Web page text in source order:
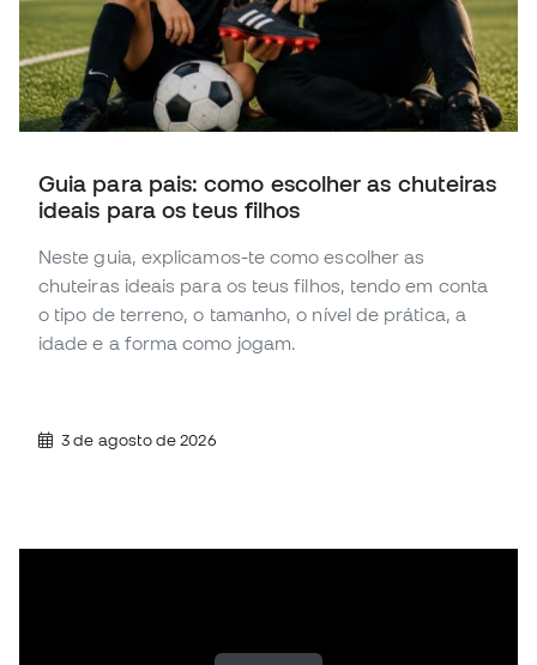
Guia para pais: como escolher as chuteiras
ideais para os teus filhos
Neste guia, explicamos-te como escolher as
chuteiras ideais para os teus filhos, tendo em conta
o tipo de terreno, o tamanho, o nível de prática, a
idade e a forma como jogam.
3 de agosto de 2026